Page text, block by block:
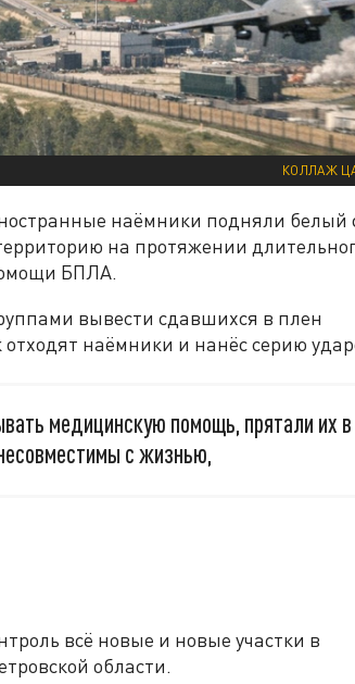
КОЛЛАЖ
наёмники подняли белый
на протяжении
БПЛА.
вывести сдавшихся в плен
наёмники и нанёс серию
медицинскую помощь, прятали их в
с жизнью,
всё новые и новые участки в
области.